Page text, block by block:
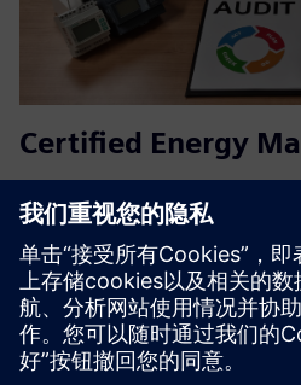
Certified Energy
Increased energy efficiency with
transparency of energy flows -
installation, up to visualization
了解更多信息